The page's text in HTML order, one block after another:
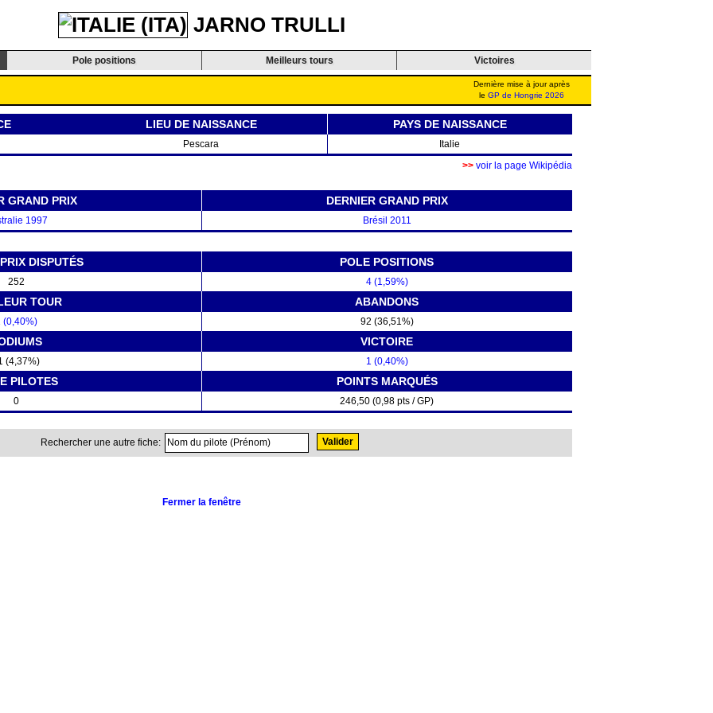
JARNO TRULLI
Pole positions Meilleurs tours Victoires
Dernière mise à jour après
le GP de Hongrie 2026
LIEU DE NAISSANCE PAYS DE NAISSANCE
Pescara
Italie
>> voir la page Wikipédia
GRAND PRIX DERNIER GRAND PRIX
1997 Brésil 2011
DISPUTÉS POLE POSITIONS
252 4 (1,59%)
TOUR ABANDONS
(0,40%) 92 (36,51%)
VICTOIRE
(4,37%) 1 (0,40%)
PILOTES POINTS MARQUÉS
0 246,50 (0,98 pts / GP)
Rechercher une autre fiche:
Fermer la fenêtre